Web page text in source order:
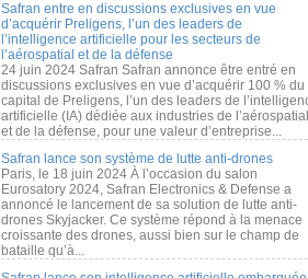
Safran entre en discussions exclusives en vue
d’acquérir Preligens, l’un des leaders de
l’intelligence artificielle pour les secteurs de
l’aérospatial et de la défense
24 juin 2024 Safran Safran annonce être entré en
discussions exclusives en vue d’acquérir 100 % du
capital de Preligens, l’un des leaders de
artificielle (IA) dédiée aux industries de l’aérospatial
et de la défense, pour une valeur d’entreprise...
Safran lance son système de lutte anti-drones
Paris, le 18 juin 2024 À l’occasion du salon
Eurosatory 2024, Safran Electronics & Defense a
annoncé le lancement de sa solution de lutte anti-
drones Skyjacker. Ce système répond à la menace
croissante des drones, aussi bien sur le champ de
bataille qu’à...